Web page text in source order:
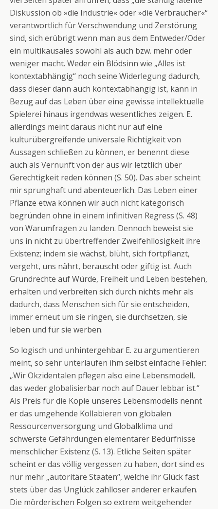
Diskussion ob »die Industrie« oder »die Verbraucher«“
verantwortlich für Verschwendung und Zerstörung
sind, sich erübrigt wenn man aus dem Entweder/Oder
ein multikausales sowohl als auch bzw. mehr oder
weniger macht. Weder ein Blödsinn wie „Alles ist
kontextabhängig“ noch seine Widerlegung dadurch,
dass dieser dann auch kontextabhängig ist, kann in
Bezug auf das Leben über eine gewisse intellektuelle
Spielerei hinaus irgendwas wesentliches zeigen. E.
allerdings meint daraus nicht nur auf eine
kulturübergreifende universale Richtigkeit von
Aussagen schließen zu können, er benennt diese
auch als Vernunft von der aus wir letztlich über
Gerechtigkeit reden können (S. 50). Das aber scheint
mir sprunghaft und abenteuerlich. Das Leben einer
Pflanze etwa können wir auch nicht kategorisch
begründen ohne in einem infinitiven Regress (S. 48)
von Warumfragen zu landen. Dennoch beweist sie
uns in nicht zu übertreffender Zweifehllosigkeit ihre
Existenz; indem sie wächst, blüht, sich fortpflanzt,
vergeht, uns nährt, berauscht oder giftig ist. Auch
Grundrechte auf Würde, Freiheit und Leben bestehen,
erhalten und verbreiten sich durch nichts mehr als
dadurch, dass Menschen sich für sie entscheiden,
immer erneut um sie ringen, sie durchsetzen, sie
leben und für sie werben.
So logisch und unhintergehbar E. zu argumentieren
meint, so sehr unterlaufen ihm selbst einfache Fehler:
„Wir Okzidentalen pflegen also eine Lebensmodell,
das weder globalisierbar noch auf Dauer lebbar ist.“
Als Preis für die Kopie unseres Lebensmodells nennt
er das umgehende Kollabieren von globalen
Ressourcenversorgung und Globalklima und
schwerste Gefährdungen elementarer Bedürfnisse
menschlicher Existenz (S. 13). Etliche Seiten später
scheint er das völlig vergessen zu haben, dort sind es
nur mehr „autoritäre Staaten“, welche ihr Glück fast
stets über das Unglück zahlloser anderer erkaufen.
Die mörderischen Folgen so extrem weitgehender